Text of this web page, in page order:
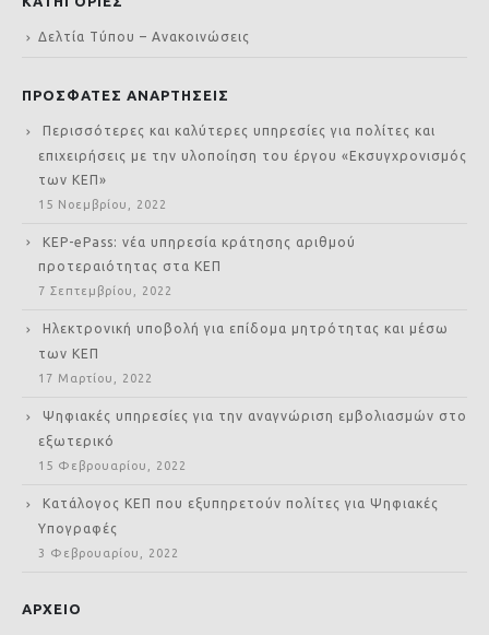
Δελτία Τύπου – Ανακοινώσεις
ΠΡΟΣΦΑΤΕΣ ΑΝΑΡΤΗΣΕΙΣ
Περισσότερες και καλύτερες υπηρεσίες για πολίτες και
επιχειρήσεις με την υλοποίηση του έργου «Εκσυγχρονισμός
των ΚΕΠ»
15 Νοεμβρίου, 2022
KEP-ePass: νέα υπηρεσία κράτησης αριθμού
προτεραιότητας στα ΚΕΠ
7 Σεπτεμβρίου, 2022
Ηλεκτρονική υποβολή για επίδομα μητρότητας και μέσω
των ΚΕΠ
17 Μαρτίου, 2022
Ψηφιακές υπηρεσίες για την αναγνώριση εμβολιασμών στο
εξωτερικό
15 Φεβρουαρίου, 2022
Κατάλογος ΚΕΠ που εξυπηρετούν πολίτες για Ψηφιακές
Υπογραφές
3 Φεβρουαρίου, 2022
ΑΡΧΕΙΟ